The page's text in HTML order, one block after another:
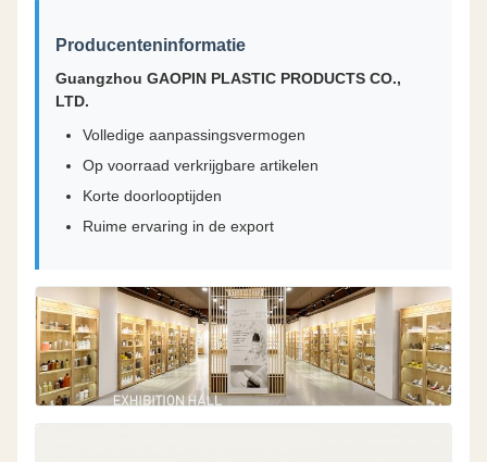
Producenteninformatie
Guangzhou GAOPIN PLASTIC PRODUCTS CO.,
LTD.
Volledige aanpassingsvermogen
Op voorraad verkrijgbare artikelen
Korte doorlooptijden
Ruime ervaring in de export